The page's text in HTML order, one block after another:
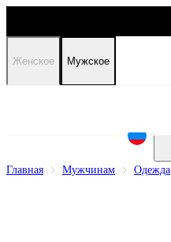
Женское Мужское
Главная Мужчинам Одежда